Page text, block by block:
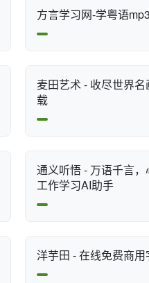
方言学习网-学粤语
麦田艺术 - 收尽世界
载
通义听悟 - 万语千言，心领神悟 聚
工作学习AI助手
洋芋田 - 在线免费商